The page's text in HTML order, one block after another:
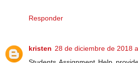
Responder
kristen 28 de diciembre de 2018